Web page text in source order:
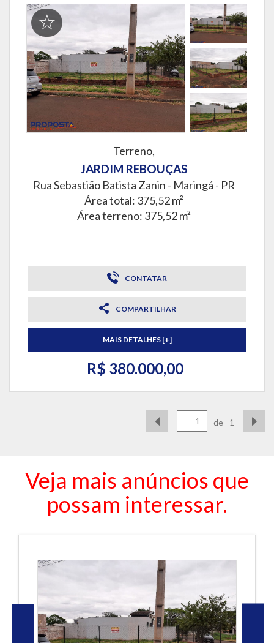
Terreno,
JARDIM REBOUÇAS
Rua Sebastião Batista Zanin - Maringá - PR
Área total: 375,52 m²
Área terreno: 375,52 m²
CONTATAR
COMPARTILHAR
MAIS DETALHES [+]
R$ 380.000,00
de 1
Veja mais anúncios que
possam interessar.